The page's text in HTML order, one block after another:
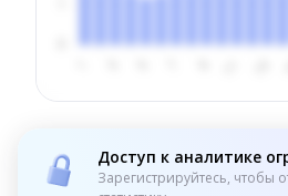
Доступ к аналитике
Зарегистрируйтесь, чтобы